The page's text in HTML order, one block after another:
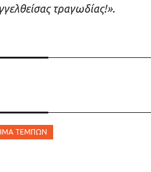
τραγωδίας!».
ΤΕΜΠΏΝ